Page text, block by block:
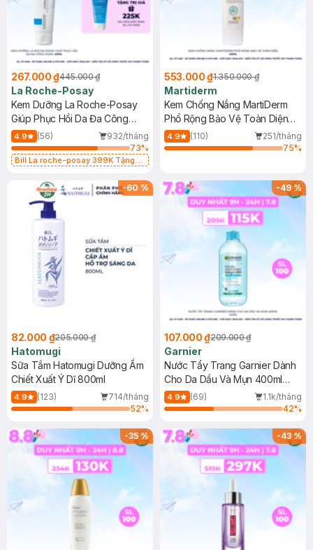
267.000 ₫445.000 ₫
La Roche-Posay
Kem Dưỡng La Roche-Posay
Giúp Phục Hồi Da Đa Công
Dụng 40ml
4.9 (56)
932/tháng
73%
Bill La roche-posay 399K Tặng
(SL có hạn)
553.000 ₫1.350.000 ₫
Martiderm
Kem Chống Nắng MartiDerm
Phổ Rộng Bảo Vệ Toàn Diện
40ml
4.9 (110)
251/tháng
75%
-60 %
82.000 ₫205.000 ₫
Hatomugi
Sữa Tắm Hatomugi Dưỡng Ẩm
Chiết Xuất Ý Dĩ 800ml
4.9 (123)
714/tháng
52%
-49%
107.000 ₫209.000 ₫
Garnier
Nước Tẩy Trang Garnier Dành
Cho Da Dầu Và Mụn 400ml
(Mới)
4.9 (69)
1.1k/tháng
42%
-35% -43%